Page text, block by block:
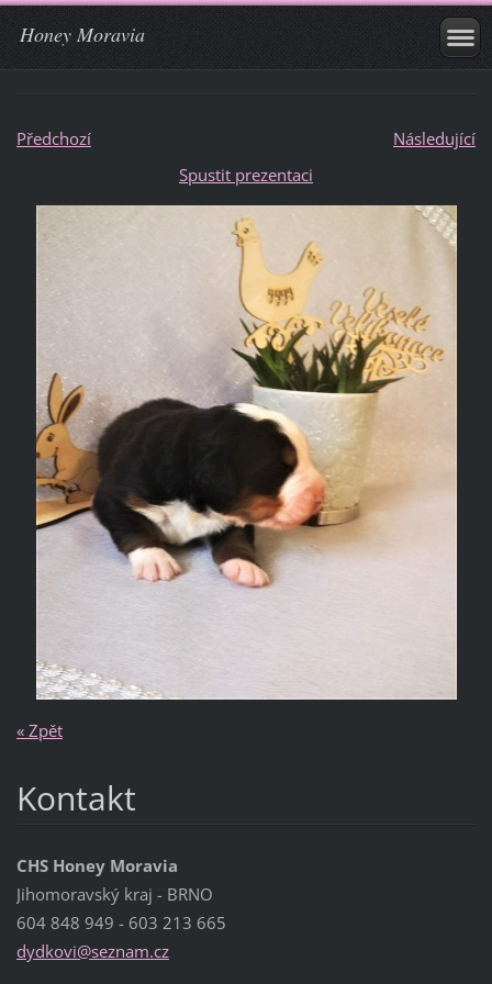
Honey Moravia
Předchozí
Následující
Spustit prezentaci
« Zpět
Kontakt
CHS Honey Moravia
Jihomoravský kraj - BRNO
604 848 949 - 603 213 665
dydkovi@seznam.cz